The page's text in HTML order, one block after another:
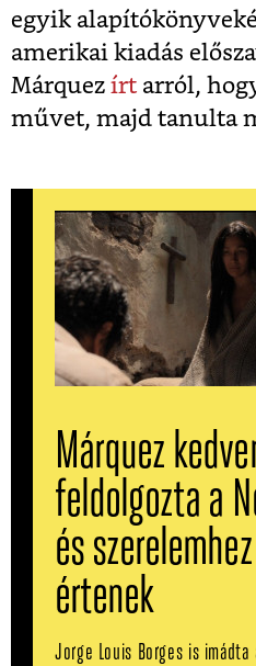
egyik
amerikai kiadás
Márquez írt arról,
művet, majd tanulta
Márquez
feldolgozta a
és
értenek
Jorge Louis Borges is